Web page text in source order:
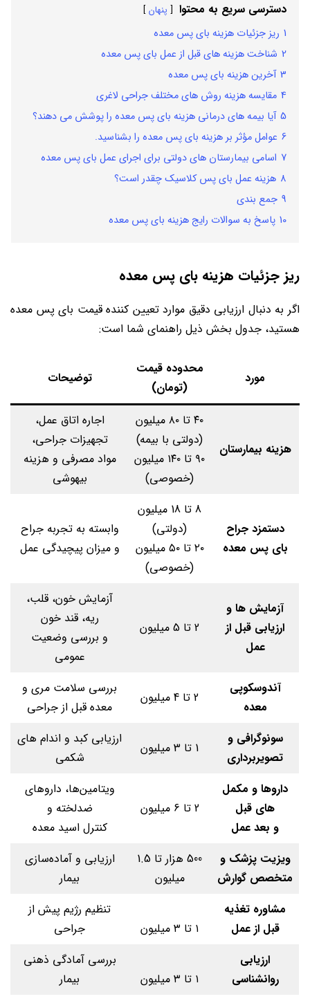
دسترسی سریع به محتوا پنهان
1 ریز جزئیات هزینه بای پس معده
2 شناخت هزینه های قبل از عمل بای پس معده
3 آخرین هزینه بای پس معده
4 مقایسه هزینه روش های مختلف جراحی لاغری
5 آیا بیمه های درمانی هزینه بای پس معده را پوشش می دهند؟
6 عوامل مؤثر بر هزینه بای پس معده را بشناسید.
7 اسامی بیمارستان های دولتی برای اجرای عمل بای پس معده
8 هزینه عمل بای پس کلاسیک چقدر است؟
9 جمع بندی
10 پاسخ به سوالات رایج هزینه بای پس معده
ریز جزئیات هزینه بای پس معده
اگر به دنبال ارزیابی دقیق موارد تعیین کننده قیمت بای پس معده
هستید، جدول بخش ذیل راهنمای شما است:
مورد
محدوده قیمت
(تومان)
توضیحات
هزینه بیمارستان
۴۰ تا ۸۰ میلیون
(دولتی با بیمه)
۹۰ تا ۱۴۰ میلیون
(خصوصی)
اجاره اتاق عمل،
تجهیزات جراحی،
مواد مصرفی و هزینه
بیهوشی
دستمزد جراح
بای پس معده
8 تا 18 میلیون
(دولتی)
۲۰ تا ۵۰ میلیون
(خصوصی)
وابسته به تجربه جراح
و میزان پیچیدگی عمل
آزمایش ها و
ارزیابی قبل از
عمل
2 تا 5 میلیون
آزمایش خون، قلب،
ریه، قند خون
و بررسی وضعیت
عمومی
آندوسکوپی
معده
2 تا 4 میلیون
بررسی سلامت مری و
معده قبل از جراحی
سونوگرافی و
تصویربرداری
1 تا 3 میلیون
ارزیابی کبد و اندام های
شکمی
داروها و مکمل
های قبل
و بعد عمل
2 تا 6 میلیون
ویتامین‌ها، داروهای
ضدلخته و
کنترل اسید معده
ویزیت پزشک و
متخصص گوارش
500 هزار تا 1.5
میلیون
ارزیابی و آماده‌سازی
بیمار
مشاوره تغذیه
قبل از عمل
۱ تا ۳ میلیون
تنظیم رژیم پیش از
جراحی
ارزیابی
روانشناسی
۱ تا ۳ میلیون
بررسی آمادگی ذهنی
بیمار